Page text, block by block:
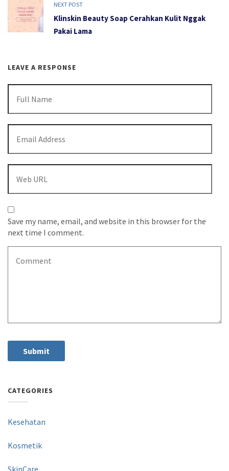
NEXT POST
Klinskin Beauty Soap Cerahkan Kulit Nggak
Pakai Lama
LEAVE A RESPONSE
Save my name, email, and website in this browser for the
next time I comment.
CATEGORIES
Kesehatan
Kosmetik